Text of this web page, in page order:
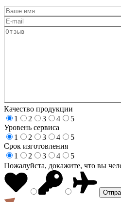
Качество продукции
1
2 3 4
5
Уровень сервиса
1
2 3 4
5
Срок изготовления
1
2 3 4
5
Пожалуйста, докажите, что вы